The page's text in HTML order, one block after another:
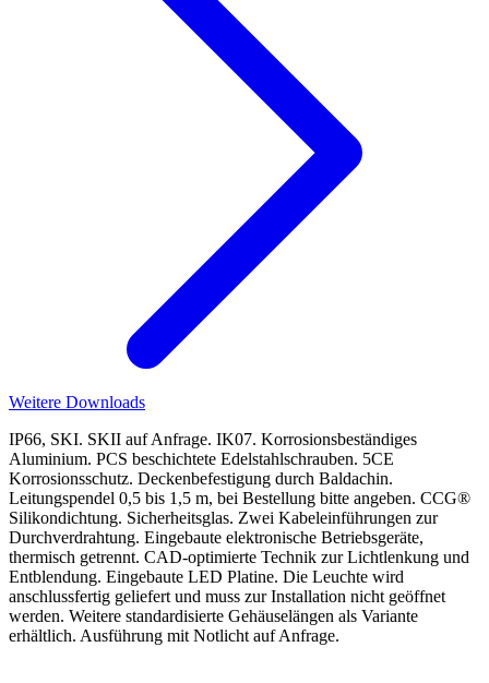
Weitere Downloads
IP66, SKI. SKII auf Anfrage. IK07. Korrosionsbeständiges
Aluminium. PCS beschichtete Edelstahlschrauben. 5CE
Korrosionsschutz. Deckenbefestigung durch Baldachin.
Leitungspendel 0,5 bis 1,5 m, bei Bestellung bitte angeben. CCG®
Silikondichtung. Sicherheitsglas. Zwei Kabeleinführungen zur
Durchverdrahtung. Eingebaute elektronische Betriebsgeräte,
thermisch getrennt. CAD-optimierte Technik zur Lichtlenkung und
Entblendung. Eingebaute LED Platine. Die Leuchte wird
anschlussfertig geliefert und muss zur Installation nicht geöffnet
werden. Weitere standardisierte Gehäuselängen als Variante
erhältlich. Ausführung mit Notlicht auf Anfrage.